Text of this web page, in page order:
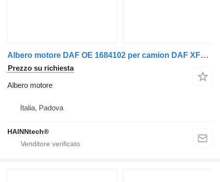
Albero motore DAF OE 1684102 per camion DAF XF105 and CF85
Prezzo su richiesta
Albero motore
Italia, Padova
HAINNtech®